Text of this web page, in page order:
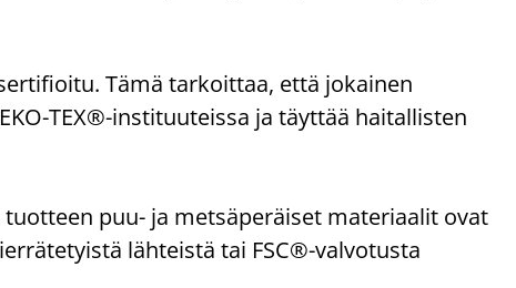
Tämä tarkoittaa, että jokainen
TEX®-instituuteissa ja täyttää haitallisten
puu- ja metsäperäiset materiaalit ovat
lähteistä tai FSC®-valvotusta